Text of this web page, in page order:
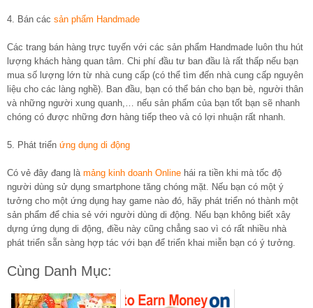
4. Bán các sản phẩm Handmade
Các trang bán hàng trực tuyến với các sản phẩm Handmade luôn thu hút
lượng khách hàng quan tâm. Chi phí đầu tư ban đầu là rất thấp nếu bạn
mua số lượng lớn từ nhà cung cấp (có thể tìm đến nhà cung cấp nguyên
liệu cho các làng nghề). Ban đầu, bạn có thể bán cho bạn bè, người thân
và những người xung quanh,… nếu sản phẩm của bạn tốt bạn sẽ nhanh
chóng có được những đơn hàng tiếp theo và có lợi nhuận rất nhanh.
5. Phát triển ứng dụng di động
Có vẻ đây đang là mảng kinh doanh Online hái ra tiền khi mà tốc độ
người dùng sử dụng smartphone tăng chóng mặt. Nếu bạn có một ý
tưởng cho một ứng dụng hay game nào đó, hãy phát triển nó thành một
sản phẩm để chia sẻ với người dùng di động. Nếu bạn không biết xây
dựng ứng dụng di động, điều này cũng chẳng sao vì có rất nhiều nhà
phát triển sẵn sàng hợp tác với bạn để triển khai miễn bạn có ý tưởng.
Cùng Danh Mục: